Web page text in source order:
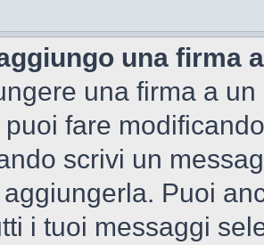
una firma
una firma a
fare
scrivi un
aggiungerla. Puoi
i tuoi messaggi